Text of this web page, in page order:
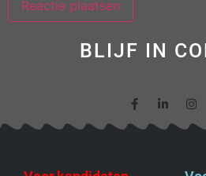
BLIJF IN